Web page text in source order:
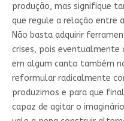
produção, mas signifique
que regule a relação entre
Não basta adquirir
crises, pois eventualmente
em algum canto também
reformular radicalmente
produzimos e para que
capaz de agitar o